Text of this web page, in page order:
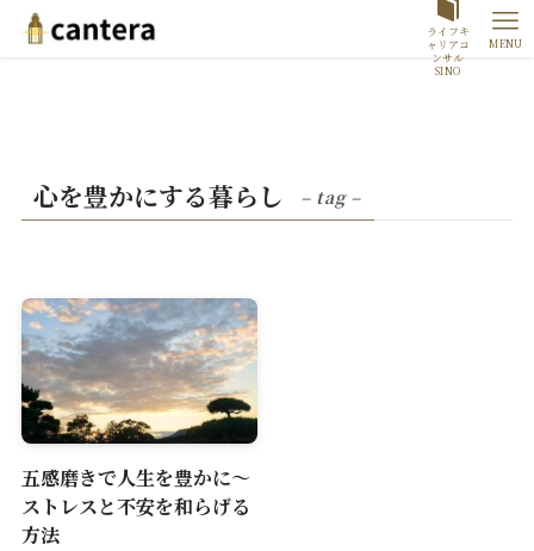
ライフキ
ャリアコ
ンサル
SINO
MENU
心を豊かにする暮らし – tag –
五感磨きで人生を豊かに～
ストレスと不安を和らげる
方法